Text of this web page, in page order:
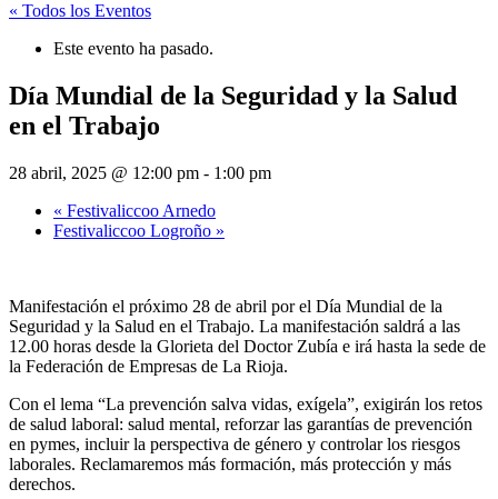
« Todos los Eventos
Este evento ha pasado.
Día Mundial de la Seguridad y la Salud
en el Trabajo
28 abril, 2025 @ 12:00 pm - 1:00 pm
« Festivaliccoo Arnedo
Festivaliccoo Logroño »
Manifestación el próximo 28 de abril por el Día Mundial de la
Seguridad y la Salud en el Trabajo. La manifestación saldrá a las
12.00 horas desde la Glorieta del Doctor Zubía e irá hasta la sede de
la Federación de Empresas de La Rioja.
Con el lema “La prevención salva vidas, exígela”, exigirán los retos
de salud laboral: salud mental, reforzar las garantías de prevención
en pymes, incluir la perspectiva de género y controlar los riesgos
laborales. Reclamaremos más formación, más protección y más
derechos.